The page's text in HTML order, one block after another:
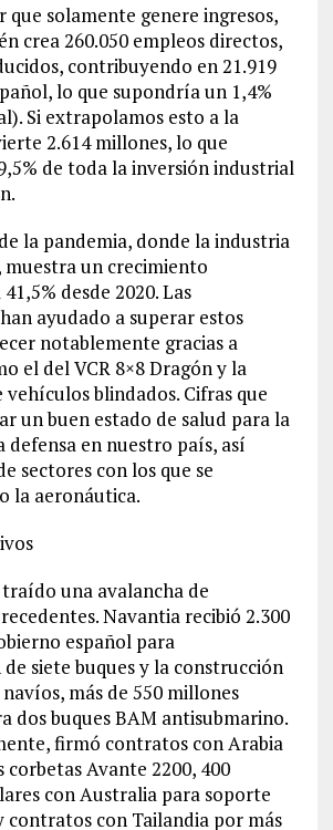
que solamente genere ingresos,
crea 260.050 empleos directos,
contribuyendo en 21.919
lo que supondría un 1,4%
Si extrapolamos esto a la
2.614 millones, lo que
de toda la inversión industrial
la pandemia, donde la industria
muestra un crecimiento
desde 2020. Las
ayudado a superar estos
notablemente gracias a
el del VCR 8×8 Dragón y la
blindados. Cifras que
un buen estado de salud para la
defensa en nuestro país, así
sectores con los que se
la aeronáutica.
una avalancha de
Navantia recibió 2.300
español para
siete buques y la construcción
más de 550 millones
dos buques BAM antisubmarino.
firmó contratos con Arabia
corbetas Avante 2200, 400
con Australia para soporte
contratos con Tailandia por más